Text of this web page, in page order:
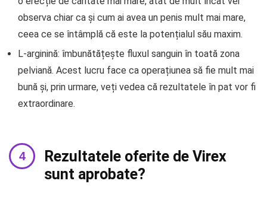
observa chiar ca și cum ai avea un penis mult mai mare,
ceea ce se întâmplă că este la potențialul său maxim.
L-arginină: îmbunătățește fluxul sanguin în toată zona
pelviană. Acest lucru face ca operațiunea să fie mult mai
bună și, prin urmare, veți vedea că rezultatele în pat vor fi
extraordinare.
Rezultatele oferite de Virex
sunt aprobate?